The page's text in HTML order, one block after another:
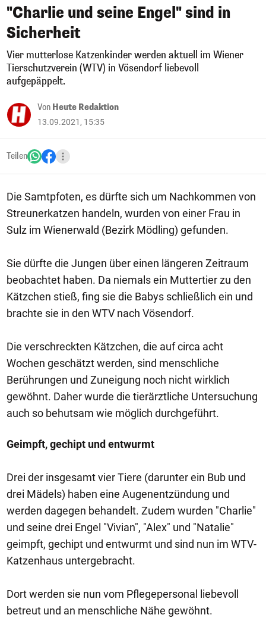
"Charlie und seine Engel" sind in
Sicherheit
Vier mutterlose Katzenkinder werden aktuell im Wiener
Tierschutzverein (WTV) in Vösendorf liebevoll
aufgepäppelt.
Von Heute Redaktion
13.09.2021, 15:35
Teilen
Die Samtpfoten, es dürfte sich um Nachkommen von
Streunerkatzen handeln, wurden von einer Frau in
Sulz im Wienerwald (Bezirk Mödling) gefunden.
Sie dürfte die Jungen über einen längeren Zeitraum
beobachtet haben. Da niemals ein Muttertier zu den
Kätzchen stieß, fing sie die Babys schließlich ein und
brachte sie in den WTV nach Vösendorf.
Die verschreckten Kätzchen, die auf circa acht
Wochen geschätzt werden, sind menschliche
Berührungen und Zuneigung noch nicht wirklich
gewöhnt. Daher wurde die tierärztliche Untersuchung
auch so behutsam wie möglich durchgeführt.
Geimpft, gechipt und entwurmt
Drei der insgesamt vier Tiere (darunter ein Bub und
drei Mädels) haben eine Augenentzündung und
werden dagegen behandelt. Zudem wurden "Charlie"
und seine drei Engel "Vivian", "Alex" und "Natalie"
geimpft, gechipt und entwurmt und sind nun im WTV-
Katzenhaus untergebracht.
Dort werden sie nun vom Pflegepersonal liebevoll
betreut und an menschliche Nähe gewöhnt.